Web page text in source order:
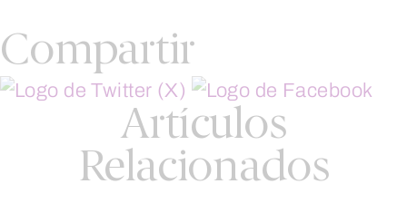
Compartir
Artículos
Relacionados